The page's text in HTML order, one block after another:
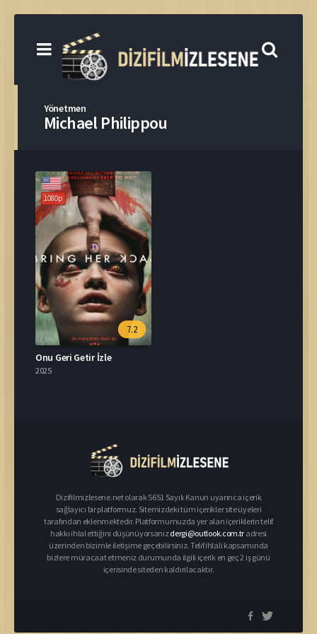
Yönetmen
Michael Philippou
1080p
7.2
Onu Geri Getir İzle
2025
Dizifilmizlesene.net olarak 5651 Sayılı Kanun uyarınca içerik
sağlayıcı bir platformuz. Sitemizdeki tüm içerikler site üyeleri
tarafından eklenmektedir. Platformumuzda yer alan içeriklerin telif
hakkı ihlal ettiğini düşünüyorsanızdergi@outlook.com.tr adresi
üzerinden bizimle iletişime geçebilirsiniz. Telif ihlali kapsamında
bizlere müracaat etmeniz durumunda ilgili içerik en geç 2 iş günü
içerisinde siteden kaldırılacaktır.